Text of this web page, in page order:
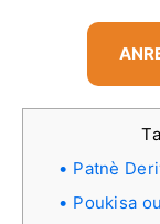
Patnè
Poukisa